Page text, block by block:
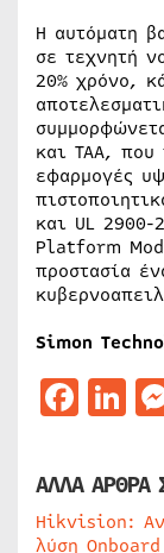
Η αυτόματη
σε τεχνητή
20% χρόνο,
και TAA, που
εφαρμογές
και UL
Platform
προστασία
Simon
ΑΛΛΑ ΑΡΘΡΑ
Hikvision:
λύση